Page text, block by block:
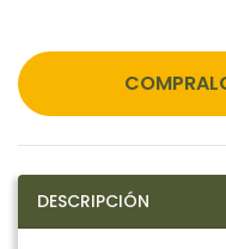
DESCRIPCIÓN